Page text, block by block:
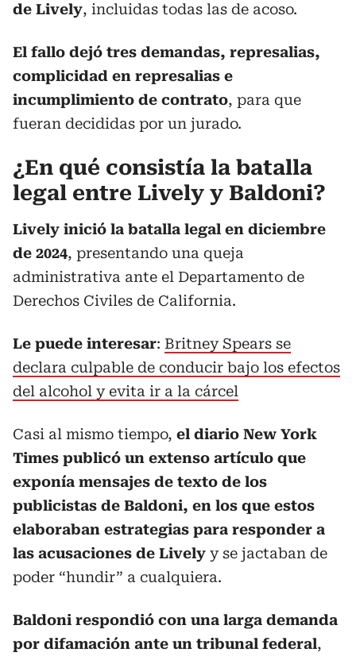
de Lively, incluidas todas las de acoso.
El fallo dejó tres demandas, represalias,
complicidad en represalias e
incumplimiento de contrato, para que
fueran decididas por un jurado.
¿En qué consistía la batalla
legal entre Lively y Baldoni?
Lively inició la batalla legal en diciembre
de 2024, presentando una queja
administrativa ante el Departamento de
Derechos Civiles de California.
Le puede interesar: Britney Spears se
declara culpable de conducir bajo los efectos
del alcohol y evita ir a la cárcel
Casi al mismo tiempo, el diario New York
Times publicó un extenso artículo que
exponía mensajes de texto de los
publicistas de Baldoni, en los que estos
elaboraban estrategias para responder a
las acusaciones de Lively y se jactaban de
poder “hundir” a cualquiera.
Baldoni respondió con una larga demanda
por difamación ante un tribunal federal,